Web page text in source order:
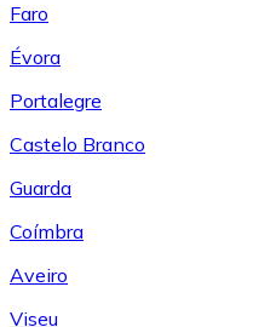
Faro
Évora
Portalegre
Castelo Branco
Guarda
Coímbra
Aveiro
Viseu